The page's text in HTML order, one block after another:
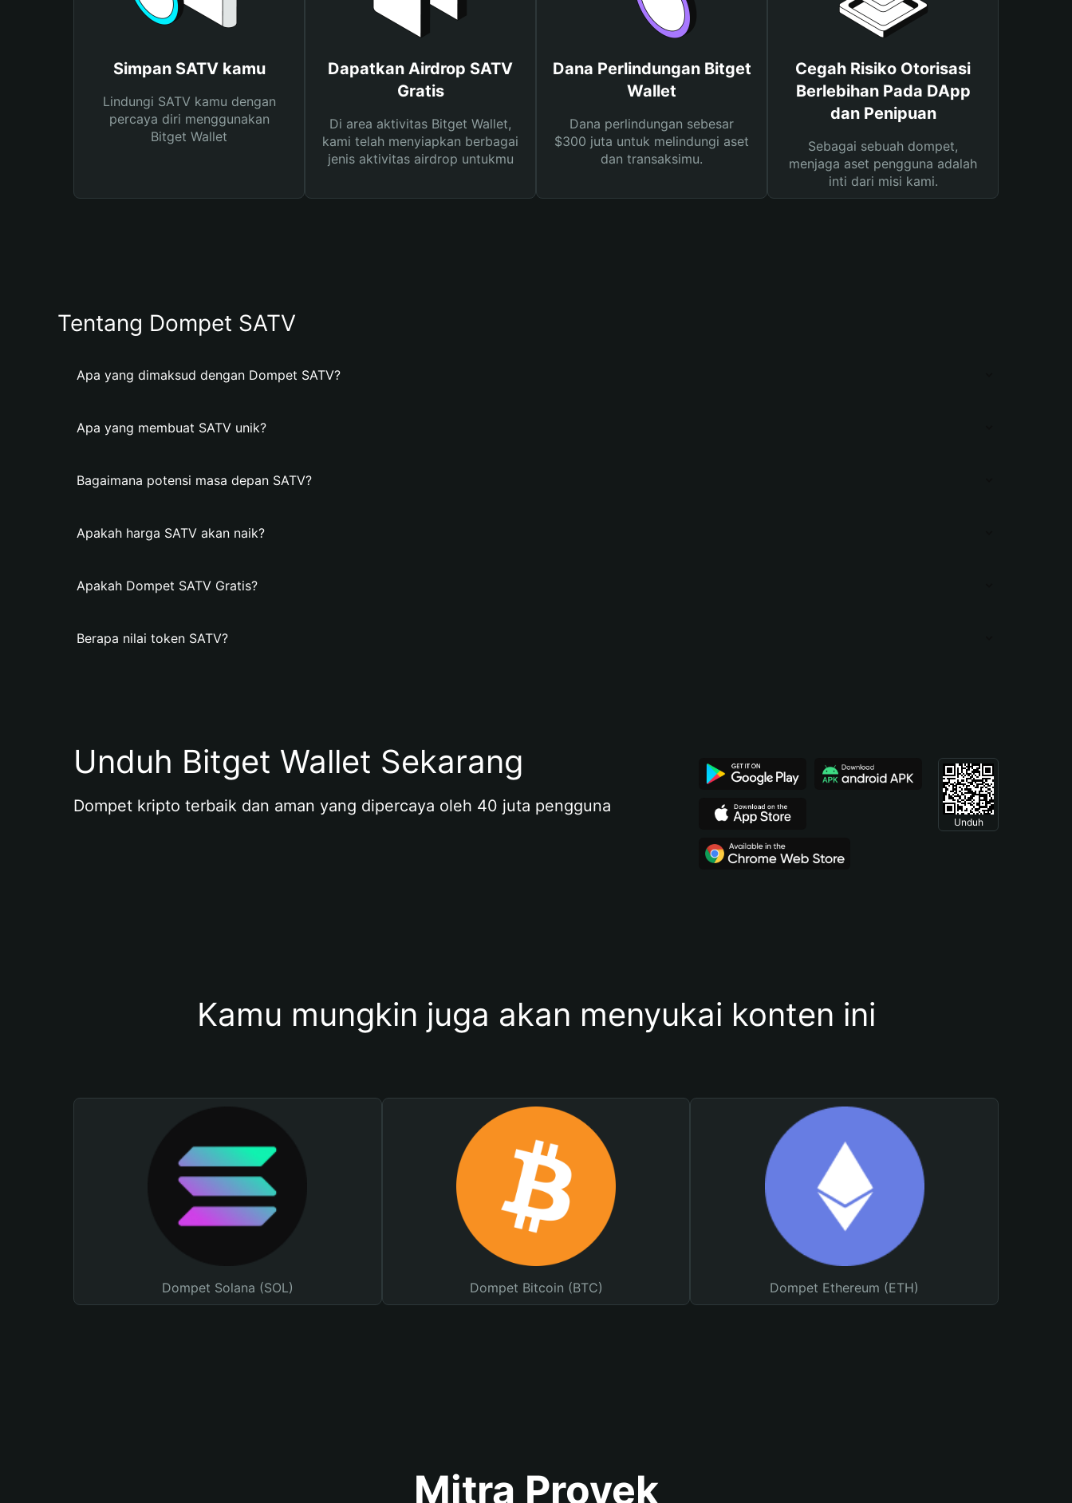
Simpan SATV kamu
Lindungi SATV kamu dengan
percaya diri menggunakan
Bitget Wallet
Dapatkan Airdrop SATV
Gratis
Di area aktivitas Bitget Wallet,
kami telah menyiapkan berbagai
jenis aktivitas airdrop untukmu
Dana Perlindungan Bitget
Wallet
Dana perlindungan sebesar
$300 juta untuk melindungi aset
dan transaksimu.
Cegah Risiko Otorisasi
Berlebihan Pada DApp
dan Penipuan
Sebagai sebuah dompet,
menjaga aset pengguna adalah
inti dari misi kami.
Tentang Dompet SATV
Apa yang dimaksud dengan Dompet SATV?
Apa yang membuat SATV unik?
Bagaimana potensi masa depan SATV?
Apakah harga SATV akan naik?
Apakah Dompet SATV Gratis?
Berapa nilai token SATV?
Unduh Bitget Wallet Sekarang
Dompet kripto terbaik dan aman yang dipercaya oleh 40 juta pengguna
Unduh
Kamu mungkin juga akan menyukai konten ini
Dompet Solana (SOL) Dompet Bitcoin (BTC) Dompet Ethereum (ETH)
Mitra Proyek